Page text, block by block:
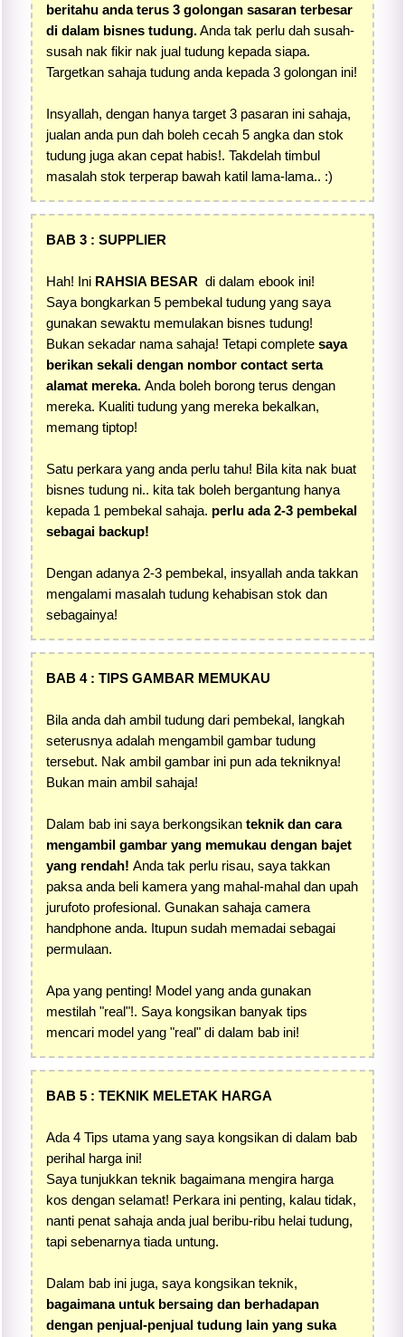
beritahu anda terus 3 golongan sasaran terbesar
di dalam bisnes tudung.Anda tak perlu dah susah-
susah nak fikir nak jual tudung kepada siapa.
Targetkan sahaja tudung anda kepada 3 golongan ini!
Insyallah, dengan hanya target 3 pasaran ini sahaja,
jualan anda pun dah boleh cecah 5 angka dan stok
tudung juga akan cepat habis!. Takdelah timbul
masalah stok terperap bawah katil lama-lama.. :)
BAB 3 : SUPPLIER
Hah! Ini RAHSIA BESARdi dalam ebook ini!
Saya bongkarkan 5 pembekal tudung yang saya
gunakan sewaktu memulakan bisnes tudung!
Bukan sekadar nama sahaja! Tetapi completesaya
berikan sekali dengan nombor contact serta
alamat mereka.Anda boleh borong terus dengan
mereka. Kualiti tudung yang mereka bekalkan,
memang tiptop!
Satu perkara yang anda perlu tahu! Bila kita nak buat
bisnes tudung ni.. kita tak boleh bergantung hanya
kepada 1 pembekal sahaja. perlu ada 2-3 pembekal
sebagai backup!
Dengan adanya 2-3 pembekal, insyallah anda takkan
mengalami masalah tudung kehabisan stok dan
sebagainya!
BAB 4 : TIPS GAMBAR MEMUKAU
Bila anda dah ambil tudung dari pembekal, langkah
seterusnya adalah mengambil gambar tudung
tersebut. Nak ambil gambar ini pun ada tekniknya!
Bukan main ambil sahaja!
Dalam bab ini saya berkongsikanteknik dan cara
mengambil gambar yang memukau dengan bajet
yang rendah!Anda tak perlu risau, saya takkan
paksa anda beli kamera yang mahal-mahal dan upah
jurufoto profesional. Gunakan sahaja camera
handphone anda. Itupun sudah memadai sebagai
permulaan.
Apa yang penting! Model yang anda gunakan
mestilah "real"!. Saya kongsikan banyak tips
mencari model yang "real" di dalam bab ini!
BAB 5 : TEKNIK MELETAK HARGA
Ada 4 Tips utama yang saya kongsikan di dalam bab
perihal harga ini!
Saya tunjukkan teknik bagaimana mengira harga
kos dengan selamat! Perkara ini penting, kalau tidak,
nanti penat sahaja anda jual beribu-ribu helai tudung,
tapi sebenarnya tiada untung.
Dalam bab ini juga, saya kongsikan teknik,
bagaimana untuk bersaing dan berhadapan
dengan penjual-penjual tudung lain yang suka